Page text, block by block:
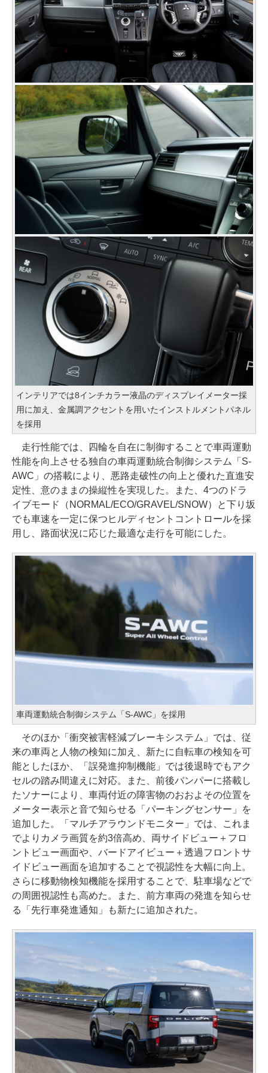
インテリアでは8インチカラー液晶のディスプレイメーター採
用に加え、金属調アクセントを用いたインストルメントパネル
を採用
走行性能では、四輪を自在に制御することで車両運動
性能を向上させる独自の車両運動統合制御システム「S-
AWC」の搭載により、悪路走破性の向上と優れた直進安
定性、意のままの操縦性を実現した。また、4つのドラ
イブモード（NORMAL/ECO/GRAVEL/SNOW）と下り坂
でも車速を一定に保つヒルディセントコントロールを採
用し、路面状況に応じた最適な走行を可能にした。
車両運動統合制御システム「S-AWC」を採用
そのほか「衝突被害軽減ブレーキシステム」では、従
来の車両と人物の検知に加え、新たに自転車の検知を可
能としたほか、「誤発進抑制機能」では後退時でもアク
セルの踏み間違えに対応。また、前後バンパーに搭載し
たソナーにより、車両付近の障害物のおおよその位置を
メーター表示と音で知らせる「パーキングセンサー」を
追加した。「マルチアラウンドモニター」では、これま
でよりカメラ画質を約3倍高め、両サイドビュー＋フロ
ントビュー画面や、バードアイビュー＋透過フロントサ
イドビュー画面を追加することで視認性を大幅に向上。
さらに移動物検知機能を採用することで、駐車場などで
の周囲視認性も高めた。また、前方車両の発進を知らせ
る「先行車発進通知」も新たに追加された。